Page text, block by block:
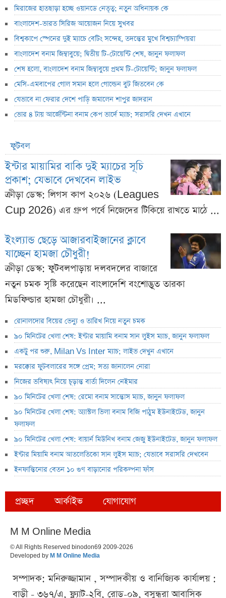
মিরাজের হাতছাড়া হচ্ছে ওয়ানডে নেতৃত্ব; নতুন অধিনায়ক কে
বাংলাদেশ-ভারত সিরিজ আয়োজন নিয়ে সুখবর
বিশ্বকাপে স্পেনের দুই ম্যাচে বেটিং সন্দেহ, তদন্তের মুখে বিশ্বচ্যাম্পিয়রা
বাংলাদেশ বনাম জিম্বাবুয়ে; দ্বিতীয় টি-টোয়েন্টি শেষ, জানুন ফলাফল
শেষ হলো, বাংলাদেশ বনাম জিম্বাবুয়ে প্রথম টি-টোয়েন্টি; জানুন ফলাফল
মেসি-এমবাপের গোল সমান হলে গোল্ডেন বুট জিতবেন কে
যেভাবে না ফেরার দেশে পাড়ি জমালেন শাপুর জাদরান
ভোর ৪ টায় আর্জেন্টিনা বনাম কেপ ভার্দে ম্যাচ; সরাসরি দেখন এখানে
ফুটবল
ইন্টার মায়ামির বাকি দুই ম্যাচের সূচি
প্রকাশ; যেভাবে দেখবেন লাইভ
ক্রীড়া ডেস্ক: লিগস কাপ ২০২৬ (Leagues
Cup 2026) এর গ্রুপ পর্বে নিজেদের টিকিয়ে রাখতে মাঠে ...
ইংল্যান্ড ছেড়ে আজারবাইজানের ক্লাবে
যাচ্ছেন হামজা চৌধুরী!
ক্রীড়া ডেস্ক: ফুটবলপাড়ায় দলবদলের বাজারে
নতুন চমক সৃষ্টি করেছেন বাংলাদেশি বংশোদ্ভূত তারকা
মিডফিল্ডার হামজা চৌধুরী। ...
রোনালদোর বিয়ের ভেন্যু ও তারিখ নিয়ে নতুন চমক
৯০ মিনিটের খেলা শেষ: ইন্টার মায়ামি বনাম সান লুইস ম্যাচ, জানুন ফলাফল
একটু পর শুরু, Milan Vs Inter ম্যাচ; লাইভ দেখুন এখানে
মরক্কোর ফুটবলারের সঙ্গে প্রেম; সত্য জানালেন নোরা
নিজের ভবিষ্যৎ নিয়ে চূড়ান্ত বার্তা দিলেন নেইমার
৯০ মিনিটের খেলা শেষ: রেমো বনাম সান্তোস ম্যাচ, জানুন ফলাফল
৯০ মিনিটের খেলা শেষ: অ্যাস্টল ভিলা বনাম বিজি পাঠুম ইউনাইটেড, জানুন
ফলাফল
৯০ মিনিটের খেলা শেষ: বায়ার্ন মিউনিখ বনাম জেজু ইউনাইটেড, জানুন ফলাফল
ইন্টার মিয়ামি বনাম আতলেতিকো সান লুইস ম্যাচ; যেভাবে সরাসরি দেখবেন
ইনফান্তিনোর বেতন ১০ গুণ বাড়ানোর পরিকল্পনা ফাঁস
প্রচ্ছদ আর্কাইভ যোগাযোগ
M M Online Media
© All Rights Reserved binodon69 2009-2026
Developed by M M Online Media
সম্পাদক: মনিরুজ্জামান , সম্পাদকীয় ও বানিজ্যিক কার্যালয় :
বাড়ী - ৩৬৭/এ, ফ্ল্যাট-২বি, রোড-০৯, বসুন্ধরা আবাসিক